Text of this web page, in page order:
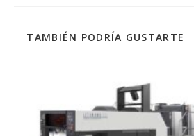
TAMBIÉN PODRÍA GUSTARTE